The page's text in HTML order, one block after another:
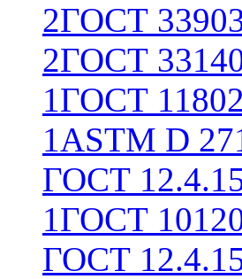
2ГОСТ
2ГОСТ
1ГОСТ 11802
1ASTM D
ГОСТ
1ГОСТ
ГОСТ